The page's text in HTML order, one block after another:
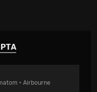
• Airbourne